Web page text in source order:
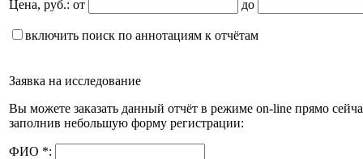
Цена, руб.: от до
включить поиск по аннотациям к отчётам
Заявка на исследование
Вы можете заказать данный отчёт в режиме on-line прямо
заполнив небольшую форму регистрации:
ФИО *: